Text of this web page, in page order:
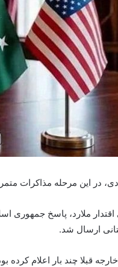
در این مرحله مذاکرات
ملارد، پاسخ جمهوری
ارسال شد.
قبلا چند بار اعلام کرده